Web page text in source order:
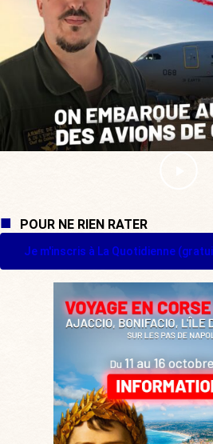
POUR NE RIEN RATER
Je m'inscris à La Quotidienne